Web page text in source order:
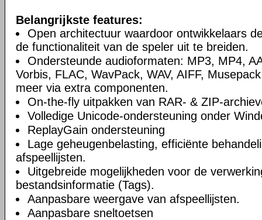
Belangrijkste features:
Open architectuur waardoor ontwikkelaars
de functionaliteit van de speler uit te breiden.
Ondersteunde audioformaten: MP3, MP4,
Vorbis, FLAC, WavPack, WAV, AIFF,
meer via extra componenten.
On-the-fly uitpakken van RAR- & ZIP-
Volledige Unicode-ondersteuning onder
ReplayGain ondersteuning
Lage geheugenbelasting, efficiënte
afspeellijsten.
Uitgebreide mogelijkheden voor de
bestandsinformatie (Tags).
Aanpasbare weergave van afspeellijsten.
Aanpasbare sneltoetsen